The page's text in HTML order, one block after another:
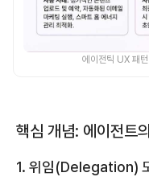
에이전틱 UX 패
핵심 개념: 에이전트
1. 위임(Delegation)